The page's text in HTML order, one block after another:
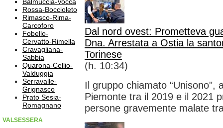
Rossa-Boccioleto
Rimasco-Rima-
Carcoforo
Fobello-
Cervatto-Rimella
Cravagliana-
Sabbia
Quarona-Cellio-
Valduggia
Serravalle-
Grignasco
Prato Sesia-
Romagnano
VALSESSERA
Dal nord ovest: Prometteva
Dna. Arrestata a Ostia la
Torinese
(h. 10:34)
Il gruppo chiamato “Unisono",
Piemonte tra il 2019 e il 2021
persone gravemente malate